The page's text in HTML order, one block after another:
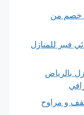
منزلية 26% خصم من
فيبر للمنازل
بالرياض
و مراوح